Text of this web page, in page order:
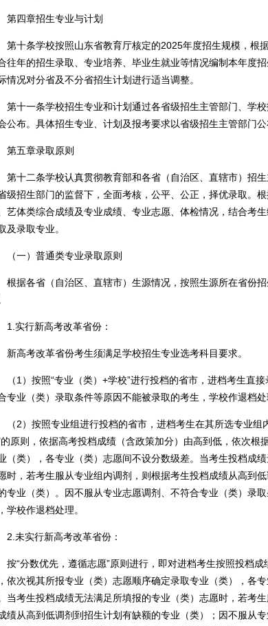
四章招生专业与计划
十条学校按照山东省教育厅核定的2025年度招生规模，根据
往年的招生录取、专业培养、毕业生就业等情况编制本年度
情况对分省及不分省招生计划进行适当调整。
十一条学校招生专业和计划通过各省级招生主管部门、学校
公布。具体招生专业、计划及报考要求以省级招生主管部门公
五章录取原则
十二条学校认真贯彻教育部和各省（自治区、直辖市）招生
级招生部门的监督下，全面考核，公平、公正，择优录取。
艺体类综合成绩及专业成绩、专业志愿、体检情况，结合考
及录取专业。
一）普通类专业录取原则
据各省（自治区、直辖市）生源情况，按照生源所在省份招
行新高考改革省份：
高考改革省份考生须满足学校招生专业选考科目要求。
1）按照“专业（类）+学校”进行投档的省市，进档考生直接
专业（类）录取条件等原因不能被录取的考生，学校作退档处
2）按照专业组进行投档的省市，进档考生在其所选专业组
的原则，依据高考投档成绩（含政策加分）由高到低，依次根
（类），各专业（类）志愿间不设分数级差。当考生投档成绩
时，若考生服从专业组内调剂，则根据考生投档成绩从高到
专业（类）。因不服从专业志愿调剂、不符合专业（类）录
学校作退档处理。
实行新高考改革省份：
“分数优先，遵循志愿”原则进行，即对进档考生按照投档成
依次视其所报专业（类）志愿顺序确定录取专业（类），各
当考生投档成绩无法满足所填报的专业（类）志愿时，若考
绩从高到低调剂到招生计划有缺额的专业（类）；因不服从